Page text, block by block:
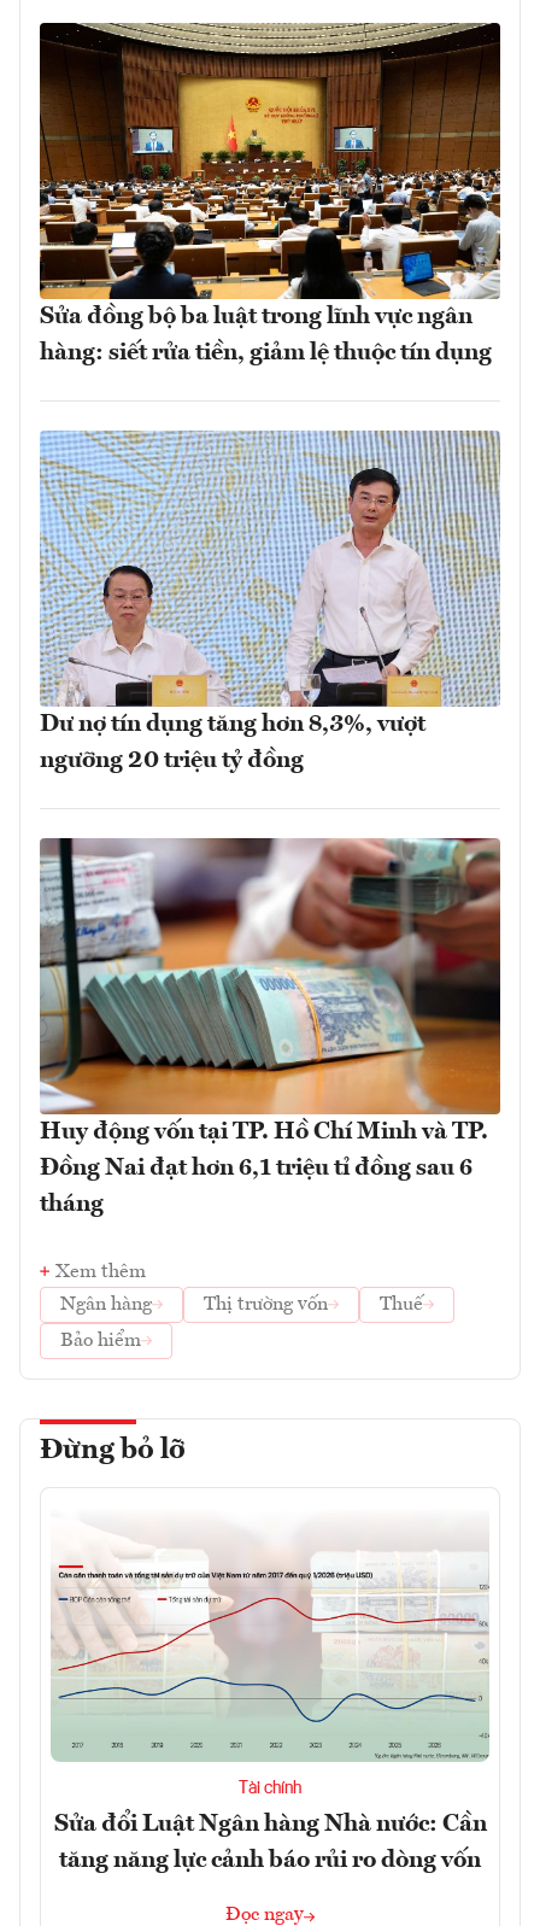
Sửa đồng bộ ba luật trong lĩnh vực ngân
hàng: siết rửa tiền, giảm lệ thuộc tín dụng
Dư nợ tín dụng tăng hơn 8,3%, vượt
ngưỡng 20 triệu tỷ đồng
Huy động vốn tại TP. Hồ Chí Minh và TP.
Đồng Nai đạt hơn 6,1 triệu tỉ đồng sau 6
tháng
Xem thêm
Ngân hàng
Thị trường vốn
Thuế
Bảo hiểm
Đừng bỏ lỡ
Tài chính
Sửa đổi Luật Ngân hàng Nhà nước: Cần
tăng năng lực cảnh báo rủi ro dòng vốn
Đọc ngay